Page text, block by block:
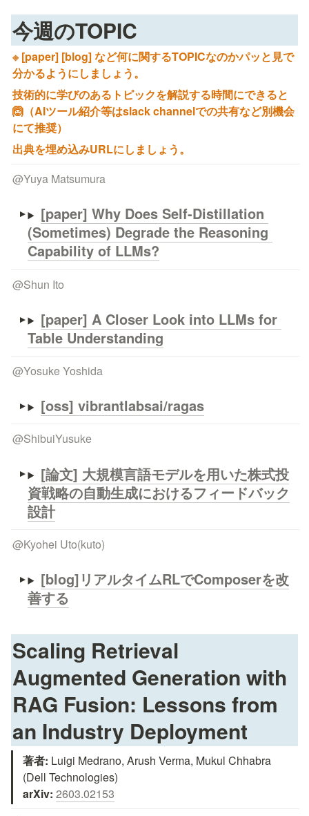
今週のTOPIC
※ [paper] [blog] など何に関するTOPICなのかパッと見で
分かるようにしましょう。
技術的に学びのあるトピックを解説する時間にできると
🙆（AIツール紹介等はslack channelでの共有など別機会
にて推奨）
出典を埋め込みURLにしましょう。
@Yuya Matsumura
[paper] Why Does Self-Distillation
(Sometimes) Degrade the Reasoning
Capability of LLMs?
@Shun Ito
[paper] A Closer Look into LLMs for
Table Understanding
@Yosuke Yoshida
[oss] vibrantlabsai/ragas
@ShibuiYusuke
[論文] 大規模言語モデルを用いた株式投
資戦略の自動生成におけるフィードバック
設計
@Kyohei Uto(kuto)
[blog]リアルタイムRLでComposerを改
善する
Scaling Retrieval
Augmented Generation with
RAG Fusion: Lessons from
an Industry Deployment
著者: Luigi Medrano, Arush Verma, Mukul Chhabra
arXiv: 2603.02153